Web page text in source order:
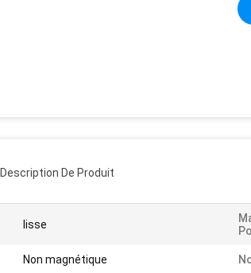
Description De Produit
lisse
Non magnétique